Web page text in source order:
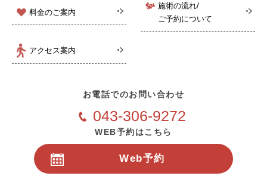
料金のご案内
施術の流れ/
ご予約について
アクセス案内
お電話でのお問い合わせ
043-306-9272
WEB予約はこちら
Web予約